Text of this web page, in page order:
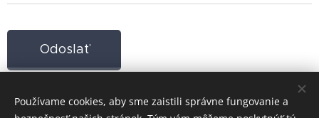
Odoslať
Používame cookies, aby sme zaistili správne fungovanie a